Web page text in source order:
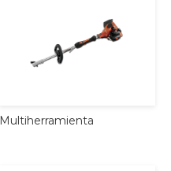
Multiherramienta